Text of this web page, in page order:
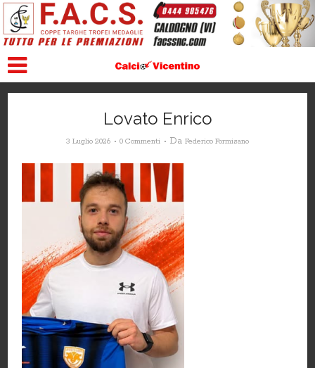
Lovato Enrico
3 Luglio 2026 0 Commenti Da Federico Formisano